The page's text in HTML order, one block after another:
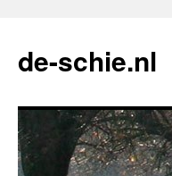
de-schie.nl